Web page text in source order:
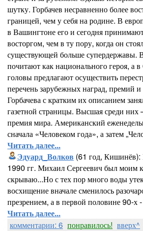
шутку. Горбачев несравненно более
границей, чем у себя на родине. В
в Вашингтоне его и сегодня
восторгом, чем в ту пору, когда он
существующей больше супердержавы.
почитают как национального героя, а
головы предлагают осуществить
перечень зарубежных наград, премий
Горбачева с кратким их описанием
газетной страницы. Высшая среди
премия мира. Американский
сначала «Человеком года», а затем
Читать далее...
Эдуард_Волков (61 год, Кишинёв):
1990 гг. Михаил Сергеевич был моим
скрываю...Но с тех пор много воды
восхищение вначале сменилось
презрением, а в первой половине 90-х
Читать далее...
комментарии: 6 понравилось! вверх^